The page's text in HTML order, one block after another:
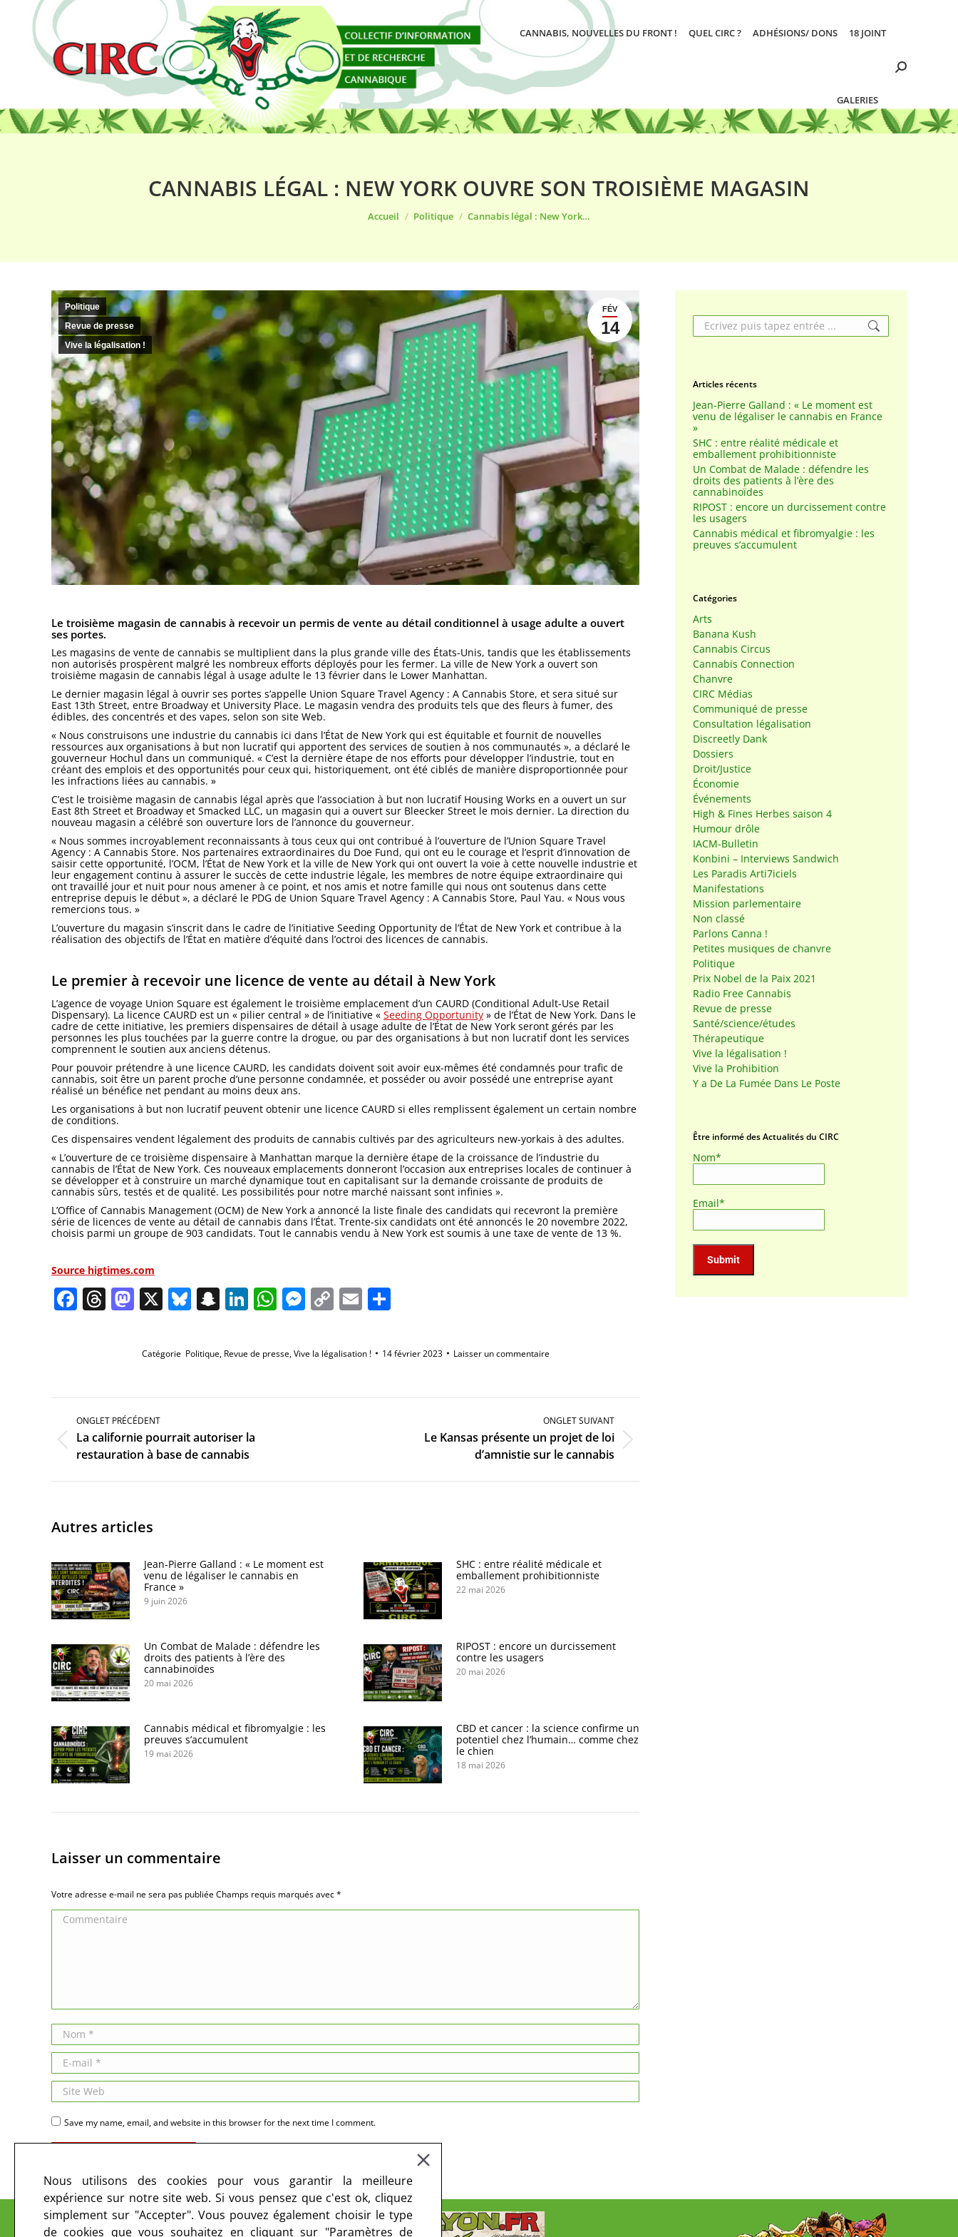
CANNABIS, NOUVELLES DU FRONT ! QUEL CIRC ? ADHÉSIONS/ DONS 18 JOINT
GALERIES
Search:
CANNABIS LÉGAL : NEW YORK OUVRE SON TROISIÈME MAGASIN
Accueil Politique Cannabis légal : New York…
FÉV
14
Politique
Revue de presse
Vive la légalisation !
Le troisième magasin de cannabis à recevoir un permis de vente au détail conditionnel à usage adulte a ouvert
ses portes.
Les magasins de vente de cannabis se multiplient dans la plus grande ville des États-Unis, tandis que les établissements
non autorisés prospèrent malgré les nombreux efforts déployés pour les fermer. La ville de New York a ouvert son
troisième magasin de cannabis légal à usage adulte le 13 février dans le Lower Manhattan.
Le dernier magasin légal à ouvrir ses portes s’appelle Union Square Travel Agency : A Cannabis Store, et sera situé sur
East 13th Street, entre Broadway et University Place. Le magasin vendra des produits tels que des fleurs à fumer, des
édibles, des concentrés et des vapes, selon son site Web.
« Nous construisons une industrie du cannabis ici dans l’État de New York qui est équitable et fournit de nouvelles
ressources aux organisations à but non lucratif qui apportent des services de soutien à nos communautés », a déclaré le
gouverneur Hochul dans un communiqué. « C’est la dernière étape de nos efforts pour développer l’industrie, tout en
créant des emplois et des opportunités pour ceux qui, historiquement, ont été ciblés de manière disproportionnée pour
les infractions liées au cannabis. »
C’est le troisième magasin de cannabis légal après que l’association à but non lucratif Housing Works en a ouvert un sur
East 8th Street et Broadway et Smacked LLC, un magasin qui a ouvert sur Bleecker Street le mois dernier. La direction du
nouveau magasin a célébré son ouverture lors de l’annonce du gouverneur.
« Nous sommes incroyablement reconnaissants à tous ceux qui ont contribué à l’ouverture de l’Union Square Travel
Agency : A Cannabis Store. Nos partenaires extraordinaires du Doe Fund, qui ont eu le courage et l’esprit d’innovation de
saisir cette opportunité, l’OCM, l’État de New York et la ville de New York qui ont ouvert la voie à cette nouvelle industrie et
leur engagement continu à assurer le succès de cette industrie légale, les membres de notre équipe extraordinaire qui
ont travaillé jour et nuit pour nous amener à ce point, et nos amis et notre famille qui nous ont soutenus dans cette
entreprise depuis le début », a déclaré le PDG de Union Square Travel Agency : A Cannabis Store, Paul Yau. « Nous vous
remercions tous. »
L’ouverture du magasin s’inscrit dans le cadre de l’initiative Seeding Opportunity de l’État de New York et contribue à la
réalisation des objectifs de l’État en matière d’équité dans l’octroi des licences de cannabis.
Le premier à recevoir une licence de vente au détail à New York
L’agence de voyage Union Square est également le troisième emplacement d’un CAURD (Conditional Adult-Use Retail
Dispensary). La licence CAURD est un « pilier central » de l’initiative « Seeding Opportunity » de l’État de New York. Dans le
cadre de cette initiative, les premiers dispensaires de détail à usage adulte de l’État de New York seront gérés par les
personnes les plus touchées par la guerre contre la drogue, ou par des organisations à but non lucratif dont les services
comprennent le soutien aux anciens détenus.
Pour pouvoir prétendre à une licence CAURD, les candidats doivent soit avoir eux-mêmes été condamnés pour trafic de
cannabis, soit être un parent proche d’une personne condamnée, et posséder ou avoir possédé une entreprise ayant
réalisé un bénéfice net pendant au moins deux ans.
Les organisations à but non lucratif peuvent obtenir une licence CAURD si elles remplissent également un certain nombre
de conditions.
Ces dispensaires vendent légalement des produits de cannabis cultivés par des agriculteurs new-yorkais à des adultes.
« L’ouverture de ce troisième dispensaire à Manhattan marque la dernière étape de la croissance de l’industrie du
cannabis de l’État de New York. Ces nouveaux emplacements donneront l’occasion aux entreprises locales de continuer à
se développer et à construire un marché dynamique tout en capitalisant sur la demande croissante de produits de
cannabis sûrs, testés et de qualité. Les possibilités pour notre marché naissant sont infinies ».
L’Office of Cannabis Management (OCM) de New York a annoncé la liste finale des candidats qui recevront la première
série de licences de vente au détail de cannabis dans l’État. Trente-six candidats ont été annoncés le 20 novembre 2022,
choisis parmi un groupe de 903 candidats. Tout le cannabis vendu à New York est soumis à une taxe de vente de 13 %.
Source higtimes.com
Facebook
Threads
Mastodon
X Bluesky
Snapchat
LinkedIn
WhatsApp
Messenger
Copy
Link
Email
Catégorie Politique, Revue de presse,Vive la légalisation ! 14 février 2023 Laisser un commentaire
Navigation
commentaire
ONGLET PRÉCÉDENT
Onglet
précédent
La californie pourrait autoriser la
restauration à base de cannabis
ONGLET SUIVANT
Le Kansas présente un projet de loi
d’amnistie sur le cannabis
Autres articles
Jean-Pierre Galland : « Le moment est
venu de légaliser le cannabis en
France »
9 juin 2026
SHC : entre réalité médicale et
emballement prohibitionniste
22 mai 2026
Un Combat de Malade : défendre les
droits des patients à l’ère des
cannabinoïdes
20 mai 2026
RIPOST : encore un durcissement
contre les usagers
20 mai 2026
Cannabis médical et fibromyalgie : les
preuves s’accumulent
19 mai 2026
CBD et cancer : la science confirme un
potentiel chez l’humain… comme chez
le chien
18 mai 2026
Laisser un commentaire
Votre adresse e-mail ne sera pas publiée Champs requis marqués avec*
Commentaire
Nom *
E-mail *
Site Web
Save my name, email, and website in this browser for the next time I comment.
Search:
Articles récents
Jean-Pierre Galland : « Le moment est
venu de légaliser le cannabis en France
»
SHC : entre réalité médicale et
emballement prohibitionniste
Un Combat de Malade : défendre les
droits des patients à l’ère des
cannabinoïdes
RIPOST : encore un durcissement contre
les usagers
Cannabis médical et fibromyalgie : les
preuves s’accumulent
Catégories
Arts
Banana Kush
Cannabis Circus
Cannabis Connection
Chanvre
CIRC Médias
Communiqué de presse
Consultation légalisation
Discreetly Dank
Dossiers
Droit/Justice
Économie
Événements
High & Fines Herbes saison 4
Humour drôle
IACM-Bulletin
Konbini – Interviews Sandwich
Les Paradis Arti7iciels
Manifestations
Mission parlementaire
Non classé
Parlons Canna !
Petites musiques de chanvre
Politique
Prix Nobel de la Paix 2021
Radio Free Cannabis
Revue de presse
Santé/science/études
Thérapeutique
Vive la légalisation !
Vive la Prohibition
Y a De La Fumée Dans Le Poste
Être informé des Actualités du CIRC
Nom*
Email*
Le CIRC sur les ondes et sur le web
Nous utilisons des cookies pour vous garantir la meilleure
expérience sur notre site web. Si vous pensez que c'est ok, cliquez
simplement sur "Accepter". Vous pouvez également choisir le type
de cookies que vous souhaitez en cliquant sur "Paramètres de